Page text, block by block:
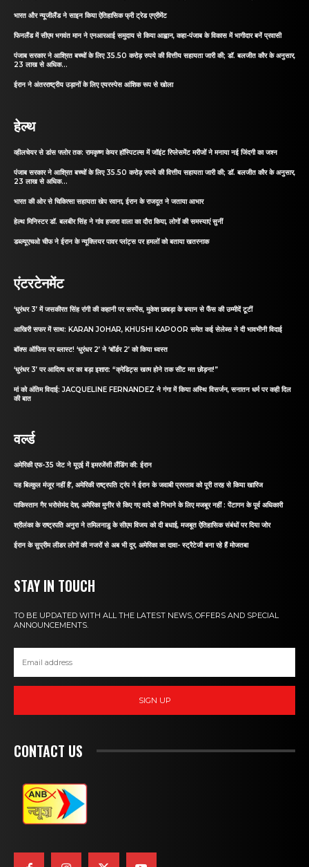
भारत और न्यूजीलैंड ने साइन किया ऐतिहासिक फ्री ट्रेड एग्रीमेंट
फिनलैंड में सीएम भगवंत मान ने एनआरआई समुदाय से किया आह्वान, कहा-पंजाब के विकास में भागीदार बनें प्रवासी
पंजाब सरकार ने आश्रित बच्चों के लिए 35.50 करोड़ रुपये की वित्तीय सहायता जारी की; डॉ. बलजीत कौर के अनुसार,
23 लाख से अधिक...
ईरान ने अंतरराष्ट्रीय उड़ानों के लिए एयरस्पेस आंशिक रूप से खोला
हेल्थ
व्हीलचेयर से डांस फ्लोर तक: रामकृष्ण केयर हॉस्पिटल्स में जॉइंट रिप्लेसमेंट मरीजों ने मनाया नई जिंदगी का जश्न
पंजाब सरकार ने आश्रित बच्चों के लिए 35.50 करोड़ रुपये की वित्तीय सहायता जारी की; डॉ. बलजीत कौर के अनुसार,
23 लाख से अधिक...
भारत की ओर से चिकित्सा सहायता खेप रवाना, ईरान के राजदूत ने जताया आभार
हेल्थ मिनिस्टर डॉ. बलबीर सिंह ने गांव हजारा वाला का दौरा किया, लोगों की समस्याएं सुनीं
डब्ल्यूएचओ चीफ ने ईरान के न्यूक्लियर पावर प्लांट्स पर हमलों को बताया खतरनाक
एंटरटेनमेंट
‘धुरंधर 3’ में जसकीरत सिंह रांगी की कहानी पर सस्पेंस, मुकेश छाबड़ा के बयान से फैंस की उम्मीदें टूटीं
आखिरी सफर में साथ: KARAN JOHAR, KHUSHI KAPOOR समेत कई सेलेब्स ने दी भावभीनी विदाई
बॉक्स ऑफिस पर ब्लास्ट! ‘धुरंधर 2’ ने ‘बॉर्डर 2’ को किया ध्वस्त
‘धुरंधर 3’ पर आदित्य धर का बड़ा इशारा: “क्रेडिट्स खत्म होने तक सीट मत छोड़ना!”
मां को अंतिम विदाई: JACQUELINE FERNANDEZ ने गंगा में किया अस्थि विसर्जन, सनातन धर्म पर कही दिल
की बात
वर्ल्ड
अमेरिकी एफ-35 जेट ने यूएई में इमरजेंसी लैंडिंग की: ईरान
यह बिल्कुल मंजूर नहीं है’, अमेरिकी राष्ट्रपति ट्रंप ने ईरान के जवाबी प्रस्ताव को पूरी तरह से किया खारिज
पाकिस्तान गैर भरोसेमंद देश, अमेरिका मुनीर से किए गए वादे को निभाने के लिए मजबूर नहीं : पेंटागन के पूर्व अधिकारी
श्रीलंका के राष्ट्रपति अनुरा ने तमिलनाडु के सीएम विजय को दी बधाई, मजबूत ऐतिहासिक संबंधों पर दिया जोर
ईरान के सुप्रीम लीडर लोगों की नजरों से अब भी दूर, अमेरिका का दावा- स्ट्रैटेजी बना रहे हैं मोजतबा
STAY IN TOUCH
TO BE UPDATED WITH ALL THE LATEST NEWS, OFFERS AND SPECIAL
ANNOUNCEMENTS.
SIGN UP
CONTACT US